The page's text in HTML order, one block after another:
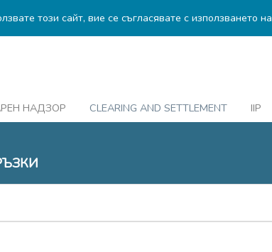
този сайт, вие се съгласявате с използването
НАДЗОР CLEARING AND SETTLEMENT
IIP